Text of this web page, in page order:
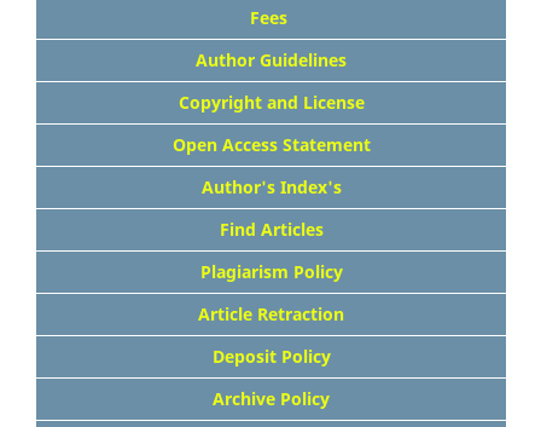
Fees
Author Guidelines
Copyright and License
Open Access Statement
Author's Index's
Find Articles
Plagiarism Policy
Article Retraction
Deposit Policy
Archive Policy